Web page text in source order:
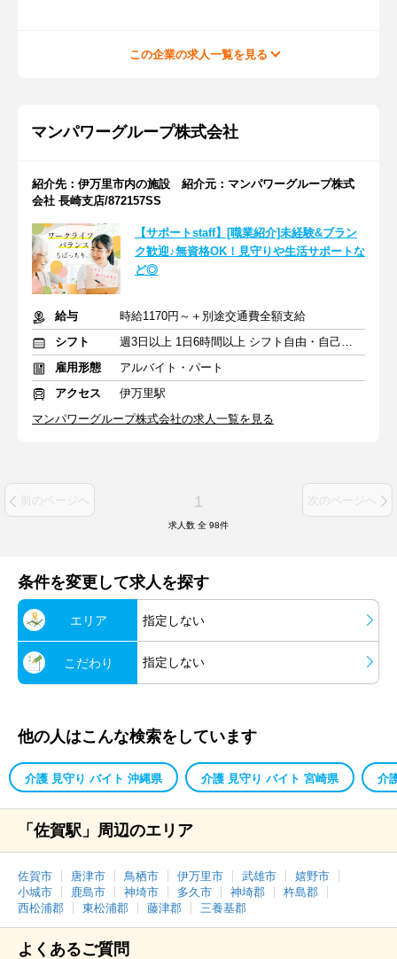
この企業の求人一覧を見る
マンパワーグループ株式会社
紹介先：伊万里市内の施設 紹介元：マンパワーグループ株式
会社 長崎支店/872157SS
【サポートstaff】[職業紹介]未経験&ブラン
ク歓迎♪無資格OK！見守りや生活サポートな
ど◎
給与
時給1170円～＋別途交通費全額支給
シフト
週3日以上 1日6時間以上 シフト自由・自己申告
雇用形態
アルバイト・パート
アクセス
伊万里駅
マンパワーグループ株式会社の求人一覧を見る
前のページへ 1 次のページへ
求人数 全 98件
条件を変更して求人を探す
エリア 指定しない
こだわり 指定しない
他の人はこんな検索をしています
介護 見守り バイト 沖縄県 介護 見守り バイト 宮崎県 介
「佐賀駅」周辺のエリア
佐賀市 唐津市 鳥栖市 伊万里市 武雄市
嬉野市
小城市
鹿島市 神埼市 多久市 神埼郡
杵島郡
西松浦郡
東松浦郡 藤津郡 三養基郡
よくあるご質問